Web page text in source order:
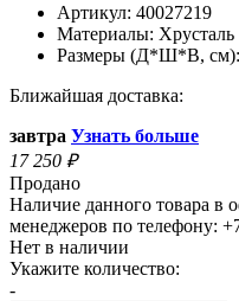
Артикул: 40027219
Материалы: Хрусталь
Размеры (Д*Ш*В, см):
Ближайшая доставка:
завтра Узнать больше
17 250 ₽
Продано
Наличие данного товара в
менеджеров по телефону:
Нет в наличии
Укажите количество:
-